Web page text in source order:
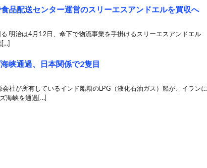
品配送センター運営のスリーエスアンドエルを買収へ
明治は4月12日、傘下で物流事業を手掛けるスリーエスアンドエル
[…]
峡通過、日本関係で2隻目
社が所有しているインド船籍のLPG（液化石油ガス）船が、イランに
海峡を通過[…]